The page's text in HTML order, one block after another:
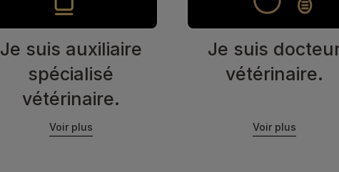
Je suis auxiliaire
spécialisé
vétérinaire.
Voir plus
Je suis
vétérinaire.
Voir plus